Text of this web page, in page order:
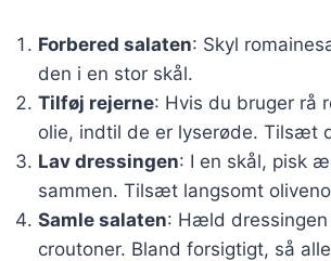
Forbered salaten: Skyl
den i en stor skål.
Tilføj rejerne: Hvis du bruger rå
olie, indtil de er lyserøde. Tilsæt
Lav dressingen: I en skål, pisk
sammen. Tilsæt langsomt
Samle salaten: Hæld
croutoner. Bland forsigtigt, så